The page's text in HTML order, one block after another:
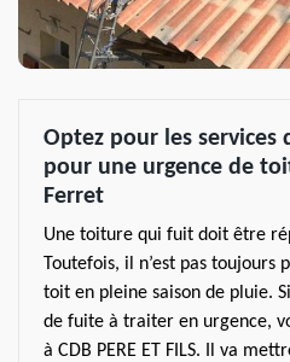
Optez pour les services
pour une urgence de
Ferret
Une toiture qui fuit doit être
Toutefois, il n’est pas toujours
toit en pleine saison de pluie.
de fuite à traiter en urgence,
à CDB PERE ET FILS. Il va